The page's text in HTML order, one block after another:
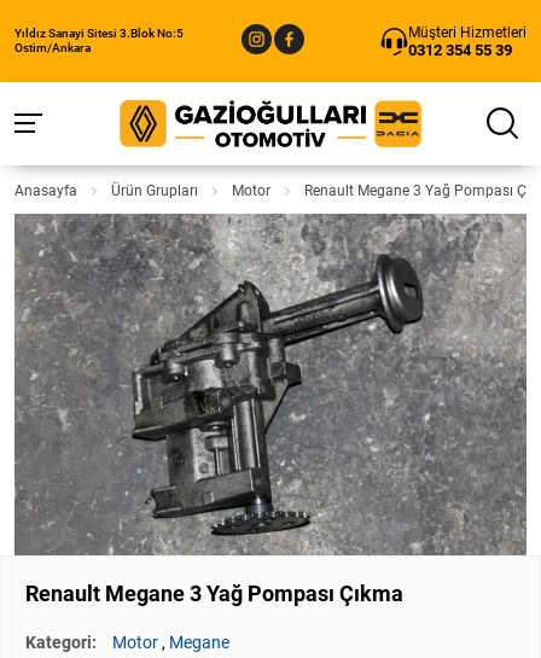
Yıldız Sanayi Sitesi 3.Blok No:5
Ostim/Ankara
Müşteri Hizmetleri
0312 354 55 39
Anasayfa Ürün Grupları Motor Renault Megane 3 Yağ Pompası
Renault Megane 3 Yağ Pompası Çıkma
Kategori: Motor , Megane